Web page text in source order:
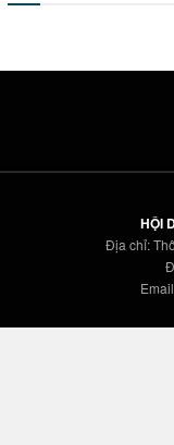
HỘI
Địa chỉ: